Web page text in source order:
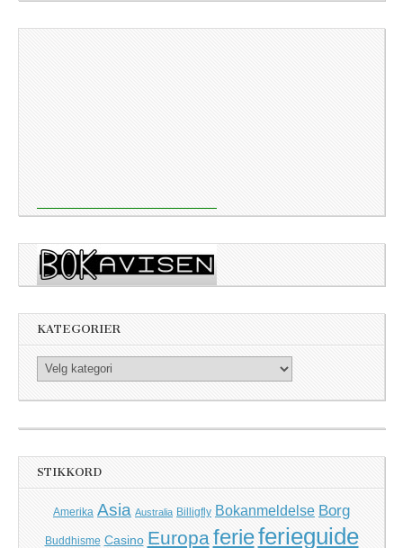
KATEGORIER
Kategorier
STIKKORD
Amerika Asia Australia Billigfly Bokanmeldelse Borg
Buddhisme Casino Europaferieferieguide